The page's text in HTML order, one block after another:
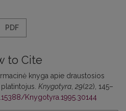
PDF
to Cite
knyga apie draustosios
Knygotyra, 29(22), 145–
Knygotyra.1995.30144